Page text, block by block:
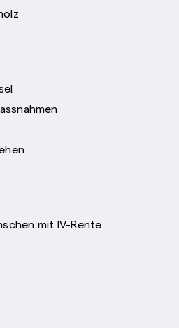
mit IV-Rente